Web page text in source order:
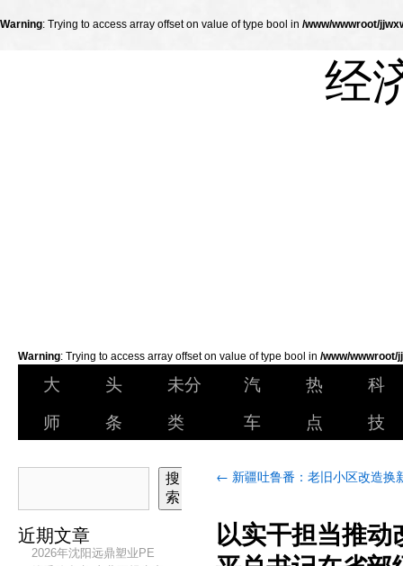
Warning: Trying to access array offset on value of type bool in /www/wwwroot/
经
Warning: Trying to access array offset on value of type bool in /www/wwwroot/
大
师
头
条
未分
类
汽
车
热
点
科
技
搜
索
近期文章
2026年沈阳远鼎塑业PE
← 新疆吐鲁番：老旧小区改造换
以实干担当推